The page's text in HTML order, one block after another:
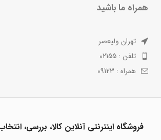
همراه ما باشید
تهران ولیعصر
تلفن : 02155
همراه : 09123
فروشگاه اینترنتی آنلاین کالا، بررسی،